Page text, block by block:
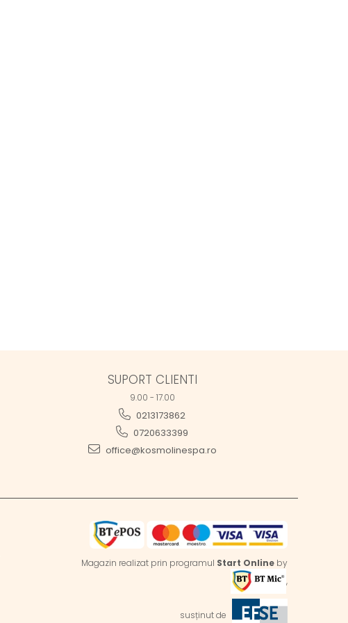
SUPORT CLIENTI
9.00 - 17.00
0213173862
0720633399
office@kosmolinespa.ro
Magazin realizat prin programul Start Online by
,
susținut de